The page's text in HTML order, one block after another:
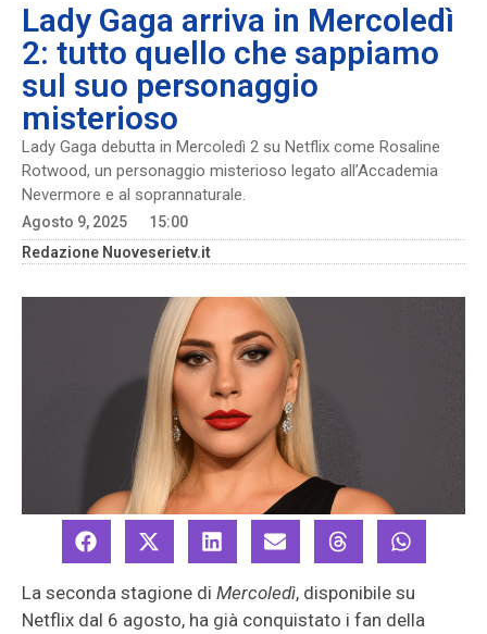
Lady Gaga arriva in Mercoledì
2: tutto quello che sappiamo
sul suo personaggio
misterioso
Lady Gaga debutta in Mercoledì 2 su Netflix come Rosaline
Rotwood, un personaggio misterioso legato all’Accademia
Nevermore e al soprannaturale.
Agosto 9, 2025
15:00
Redazione Nuoveserietv.it
La seconda stagione di Mercoledì, disponibile su
Netflix dal 6 agosto, ha già conquistato i fan della